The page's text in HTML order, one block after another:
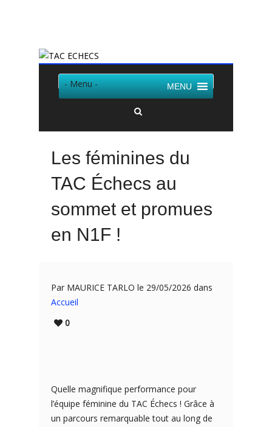
- Menu - MENU
Les féminines du
TAC Échecs au
sommet et promues
en N1F !
Par MAURICE TARLO le 29/05/2026 dans
Accueil
0
Quelle magnifique performance pour
l’équipe féminine du TAC Échecs ! Grâce à
un parcours remarquable tout au long de